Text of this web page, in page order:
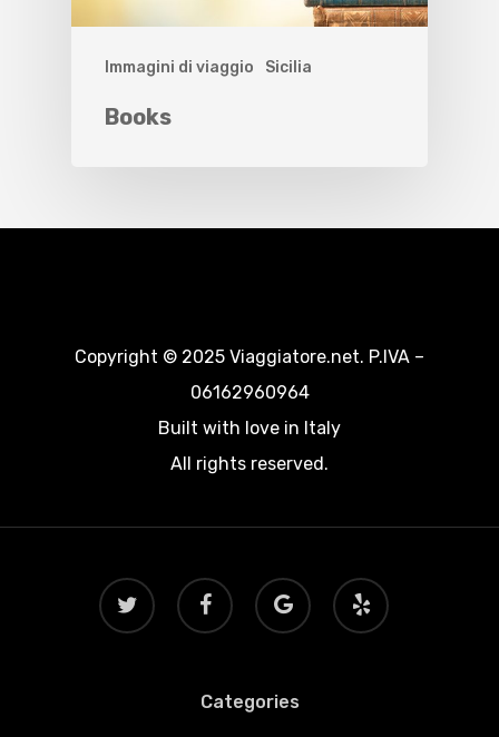
Immagini di viaggio Sicilia
Books
Copyright © 2025 Viaggiatore.net. P.IVA –
06162960964
Built with love in Italy
All rights reserved.
twitter facebook
google-
plus
yelp
Categories